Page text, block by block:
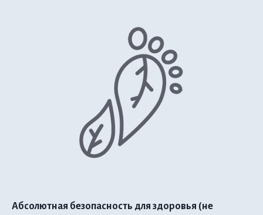
Абсолютная безопасность для здоровья (не